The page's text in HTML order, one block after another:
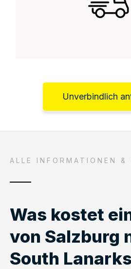
Unverbindlich
ALLE INFORMATIONEN &
Was kostet
von Salzburg
South